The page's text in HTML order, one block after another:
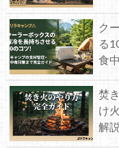
ク
る
食
焚
け
解説